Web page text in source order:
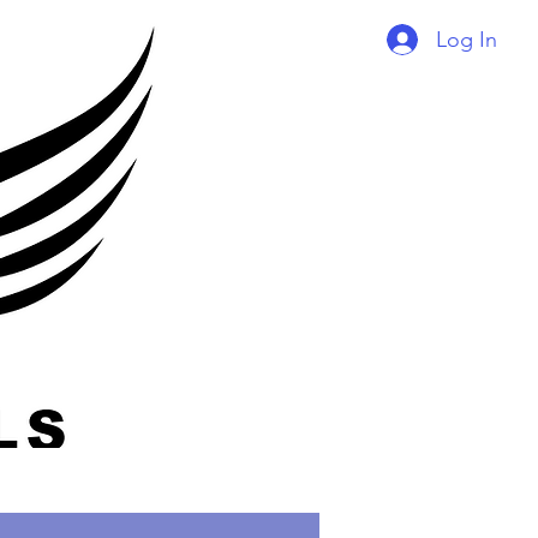
Log In